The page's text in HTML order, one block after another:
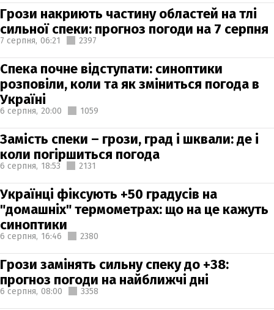
Грози накриють частину областей на тлі
сильної спеки: прогноз погоди на 7 серпня
7 серпня, 06:21 2397
Спека почне відступати: синоптики
розповіли, коли та як зміниться погода в
Україні
6 серпня, 20:00 1059
Замість спеки – грози, град і шквали: де і
коли погіршиться погода
6 серпня, 18:53 2131
Українці фіксують +50 градусів на
"домашніх" термометрах: що на це кажуть
синоптики
6 серпня, 16:46 2380
Грози замінять сильну спеку до +38:
прогноз погоди на найближчі дні
6 серпня, 08:00 3358